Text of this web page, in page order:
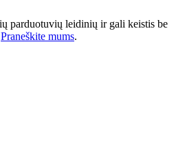
parduotuvių leidinių ir gali keistis be
Praneškite mums.